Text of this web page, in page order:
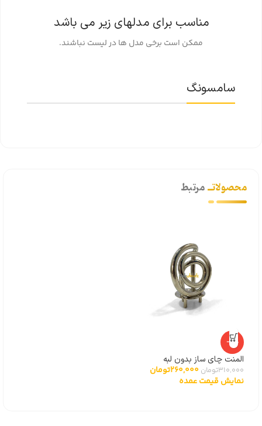
مناسب برای مدلهای زیر می باشد
ممکن است برخی مدل ها در لیست نباشند.
سامسونگ
محصولاتــمرتبط
-16%
المنت چای ساز بدون لبه
310,000تومان 260,000تومان
نمایش قیمت عمده